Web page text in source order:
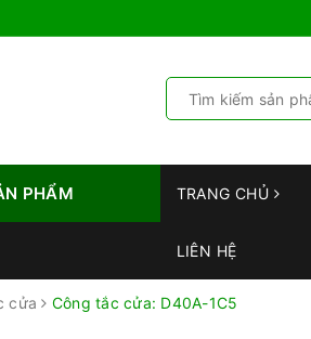
PHẨM TRANG CHỦ
LIÊN HỆ
cửa Công tắc cửa: D40A-1C5